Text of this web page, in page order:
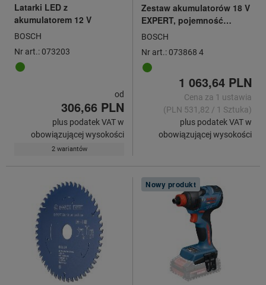
Latarki LED z
akumulatorem 12 V
BOSCH
Nr art.: 073203
od
306,66 PLN
plus podatek VAT w
obowiązującej wysokości
2 wariantów
Zestaw akumulatorów 18 V
EXPERT, pojemność
akumulatora: 4Ah
BOSCH
Nr art.: 073868 4
1 063,64 PLN
Cena za 1 ustawia
(PLN 531,82 / 1 Sztuka)
plus podatek VAT w
obowiązującej wysokości
Nowy produkt